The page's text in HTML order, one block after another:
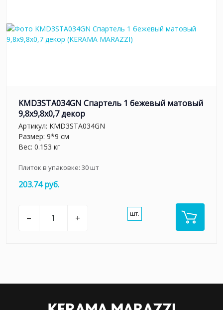
KMD3STA034GN Спартель 1 бежевый матовый
9,8x9,8x0,7 декор
Артикул: KMD3STA034GN
Размер: 9*9 см
Вес: 0.153 кг
Плиток в упаковке: 30шт
203.74 руб.
– + шт.